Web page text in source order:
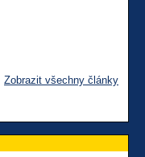
Zobrazit všechny články